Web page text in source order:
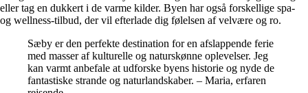
eller tag en dukkert i de varme kilder. Byen har også forskellige spa-
og wellness-tilbud, der vil efterlade dig følelsen af velvære og ro.
Sæby er den perfekte destination for en afslappende ferie
med masser af kulturelle og naturskønne oplevelser. Jeg
kan varmt anbefale at udforske byens historie og nyde de
fantastiske strande og naturlandskaber. – Maria, erfaren